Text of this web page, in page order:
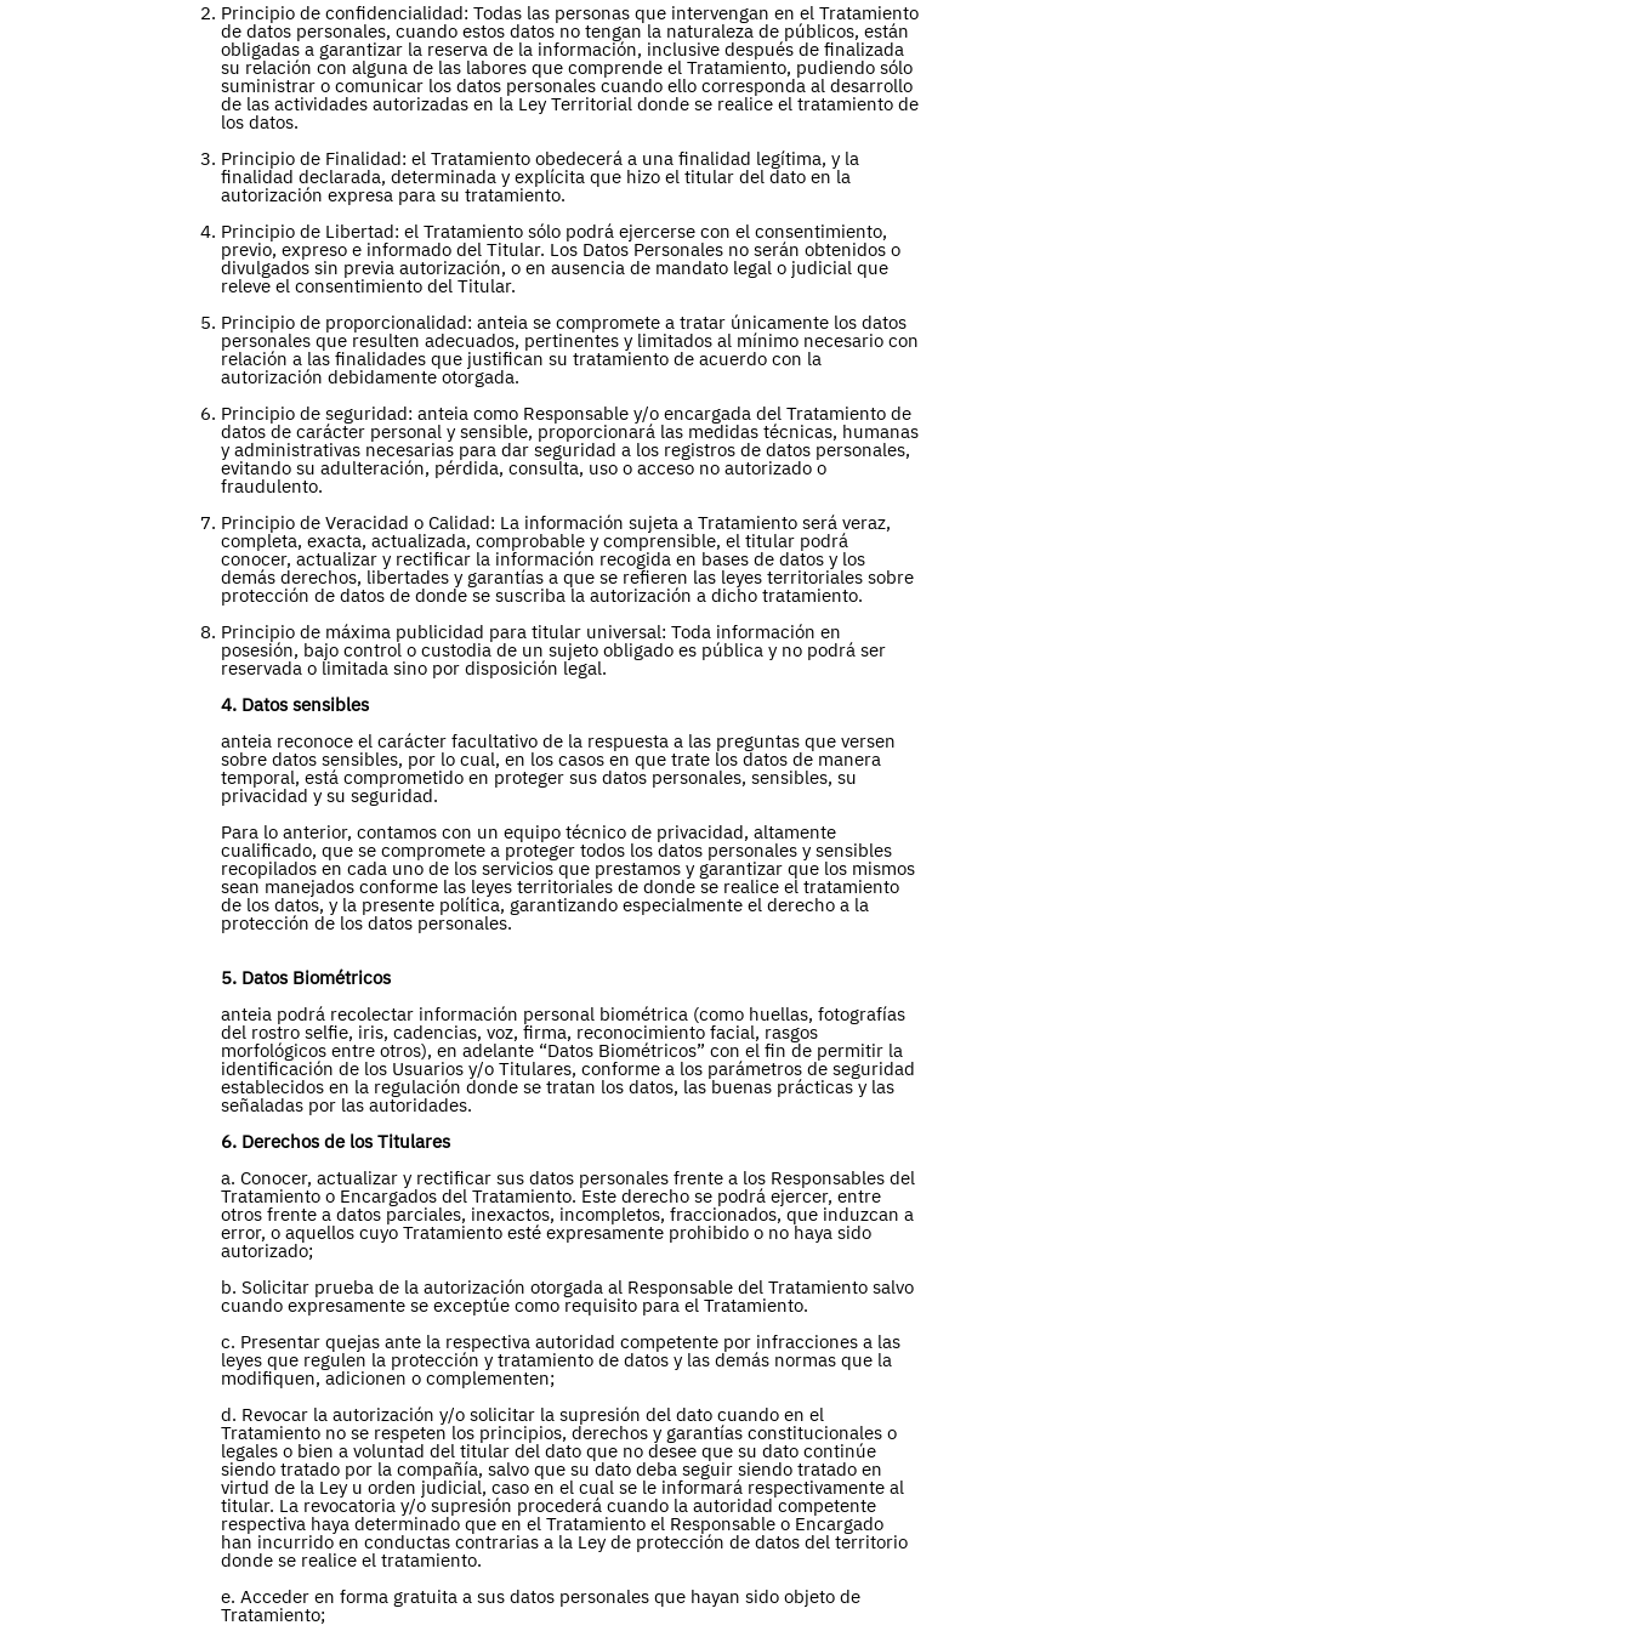
Principio de confidencialidad: Todas las personas que intervengan en el Tratamiento
de datos personales, cuando estos datos no tengan la naturaleza de públicos, están
obligadas a garantizar la reserva de la información, inclusive después de finalizada
su relación con alguna de las labores que comprende el Tratamiento, pudiendo sólo
suministrar o comunicar los datos personales cuando ello corresponda al desarrollo
de las actividades autorizadas en la Ley Territorial donde se realice el tratamiento de
los datos.
Principio de Finalidad: el Tratamiento obedecerá a una finalidad legítima, y la
finalidad declarada, determinada y explícita que hizo el titular del dato en la
autorización expresa para su tratamiento.
Principio de Libertad: el Tratamiento sólo podrá ejercerse con el consentimiento,
previo, expreso e informado del Titular. Los Datos Personales no serán obtenidos o
divulgados sin previa autorización, o en ausencia de mandato legal o judicial que
releve el consentimiento del Titular.
Principio de proporcionalidad: anteia se compromete a tratar únicamente los datos
personales que resulten adecuados, pertinentes y limitados al mínimo necesario con
relación a las finalidades que justifican su tratamiento de acuerdo con la
autorización debidamente otorgada.
Principio de seguridad: anteia como Responsable y/o encargada del Tratamiento de
datos de carácter personal y sensible, proporcionará las medidas técnicas, humanas
y administrativas necesarias para dar seguridad a los registros de datos personales,
evitando su adulteración, pérdida, consulta, uso o acceso no autorizado o
fraudulento.
Principio de Veracidad o Calidad: La información sujeta a Tratamiento será veraz,
completa, exacta, actualizada, comprobable y comprensible, el titular podrá
conocer, actualizar y rectificar la información recogida en bases de datos y los
demás derechos, libertades y garantías a que se refieren las leyes territoriales sobre
protección de datos de donde se suscriba la autorización a dicho tratamiento.
Principio de máxima publicidad para titular universal: Toda información en
posesión, bajo control o custodia de un sujeto obligado es pública y no podrá ser
reservada o limitada sino por disposición legal.
4. Datos sensibles
anteia reconoce el carácter facultativo de la respuesta a las preguntas que versen
sobre datos sensibles, por lo cual, en los casos en que trate los datos de manera
temporal, está comprometido en proteger sus datos personales, sensibles, su
privacidad y su seguridad.
Para lo anterior, contamos con un equipo técnico de privacidad, altamente
cualificado, que se compromete a proteger todos los datos personales y sensibles
recopilados en cada uno de los servicios que prestamos y garantizar que los mismos
sean manejados conforme las leyes territoriales de donde se realice el tratamiento
de los datos, y la presente política, garantizando especialmente el derecho a la
protección de los datos personales.
5. Datos Biométricos
anteia podrá recolectar información personal biométrica (como huellas, fotografías
del rostro selfie, iris, cadencias, voz, firma, reconocimiento facial, rasgos
morfológicos entre otros), en adelante “Datos Biométricos” con el fin de permitir la
identificación de los Usuarios y/o Titulares, conforme a los parámetros de seguridad
establecidos en la regulación donde se tratan los datos, las buenas prácticas y las
señaladas por las autoridades.
6. Derechos de los Titulares
a. Conocer, actualizar y rectificar sus datos personales frente a los Responsables del
Tratamiento o Encargados del Tratamiento. Este derecho se podrá ejercer, entre
otros frente a datos parciales, inexactos, incompletos, fraccionados, que induzcan a
error, o aquellos cuyo Tratamiento esté expresamente prohibido o no haya sido
autorizado;
b. Solicitar prueba de la autorización otorgada al Responsable del Tratamiento salvo
cuando expresamente se exceptúe como requisito para el Tratamiento.
c. Presentar quejas ante la respectiva autoridad competente por infracciones a las
leyes que regulen la protección y tratamiento de datos y las demás normas que la
modifiquen, adicionen o complementen;
d. Revocar la autorización y/o solicitar la supresión del dato cuando en el
Tratamiento no se respeten los principios, derechos y garantías constitucionales o
legales o bien a voluntad del titular del dato que no desee que su dato continúe
siendo tratado por la compañía, salvo que su dato deba seguir siendo tratado en
virtud de la Ley u orden judicial, caso en el cual se le informará respectivamente al
titular. La revocatoria y/o supresión procederá cuando la autoridad competente
respectiva haya determinado que en el Tratamiento el Responsable o Encargado
han incurrido en conductas contrarias a la Ley de protección de datos del territorio
donde se realice el tratamiento.
e. Acceder en forma gratuita a sus datos personales que hayan sido objeto de
Tratamiento;